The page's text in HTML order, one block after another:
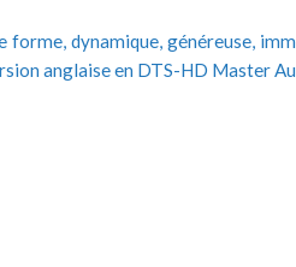
dynamique, généreuse,
anglaise en DTS-HD Master